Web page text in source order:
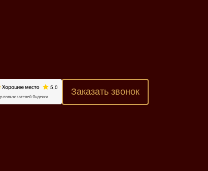
Заказать звонок